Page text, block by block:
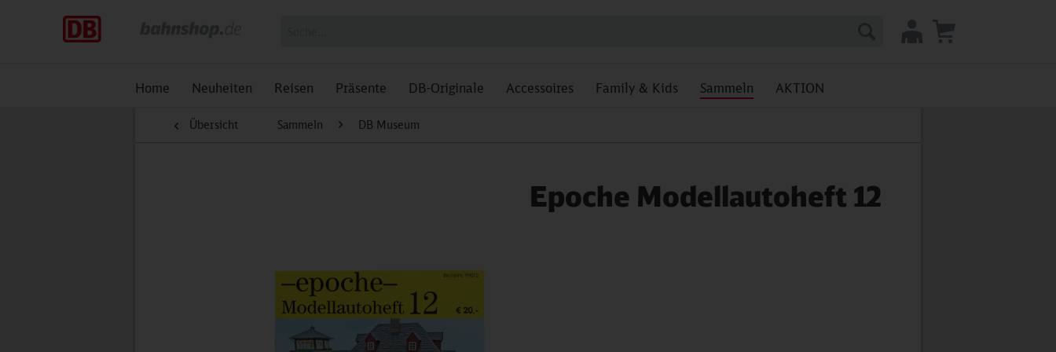
Home Neuheiten Reisen Präsente DB-Originale Accessoires Family & Kids Sammeln AKTION
Übersicht Sammeln DB Museum
Epoche Modellautoheft 12